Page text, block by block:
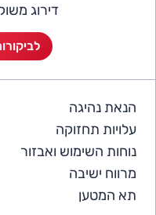
דירוג
הנאת נהיגה
עלויות תחזוקה
נוחות השימוש ואבזור
מרווח ישיבה
תא המטען